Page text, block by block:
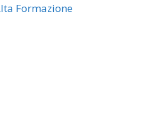
Formazione